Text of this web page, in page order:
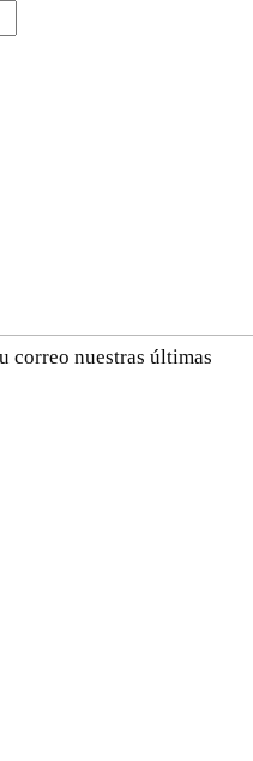
correo nuestras últimas